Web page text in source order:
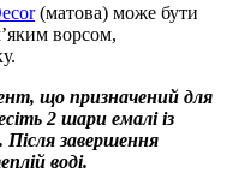
(матова) може бути
ворсом,
що призначений для
2 шари емалі із
завершення
воді.